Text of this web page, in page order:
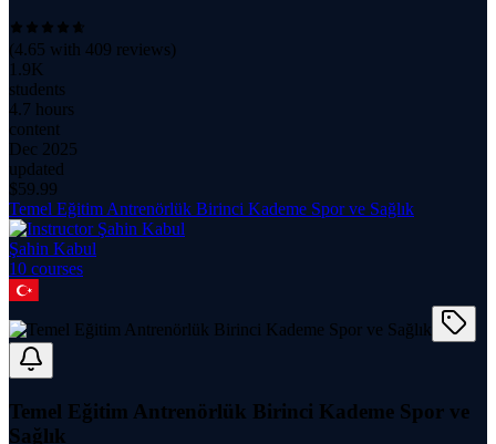
(4.65 with 409 reviews)
1.9K
students
4.7 hours
content
Dec 2025
updated
$59.99
Temel Eğitim Antrenörlük Birinci Kademe Spor ve Sağlık
Şahin Kabul
10 courses
Temel Eğitim Antrenörlük Birinci Kademe Spor ve
Sağlık